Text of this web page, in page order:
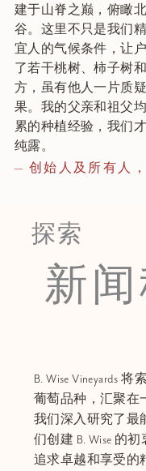
建于山脊之巅，俯瞰
谷。这里不只是我们
宜人的气候条件，让
了若干桃树、柿子树
方，虽有他人一片质
果。我的父亲和祖父
累的种植经验，我们
纯露。
— 创始人及所有人，
探索
新闻
B. Wise Vineyards
葡萄品种，汇聚在
我们深入研究了最
们创建 B. Wise 的
追求卓越和享受的